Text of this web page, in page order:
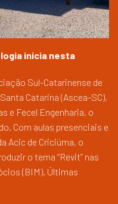
inicia nesta
Sul-Catarinense de
Catarina (Ascea-SC),
e Fecel Engenharia, o
Com aulas presenciais e
Acic de Criciúma, o
o tema “Revit” nas
(BIM). Últimas